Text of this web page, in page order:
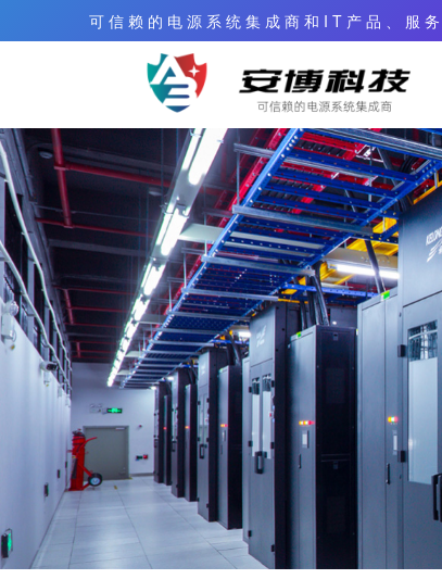
可 信 赖 的 电 源 系 统 集 成 商 和 I T 产 品 、 服